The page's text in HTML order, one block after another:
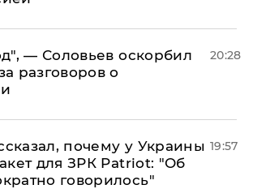
— Соловьев оскорбил
разговоров о
20:28
почему у Украины
для ЗРК Patriot: "Об
говорилось"
19:57